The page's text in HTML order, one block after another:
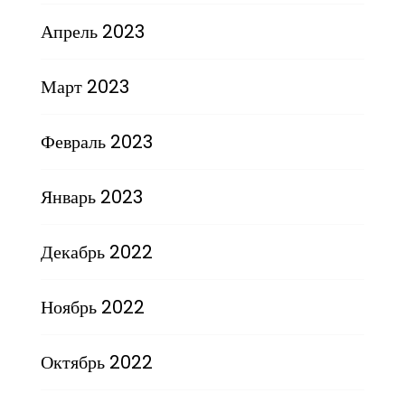
Апрель 2023
Март 2023
Февраль 2023
Январь 2023
Декабрь 2022
Ноябрь 2022
Октябрь 2022